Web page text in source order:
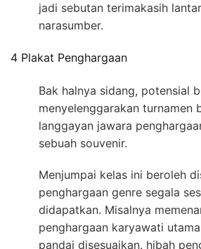
jadi sebutan terimakasih
narasumber.
4 Plakat Penghargaan
Bak halnya sidang, potensial
menyelenggarakan turnamen
langgayan jawara
sebuah souvenir.
Menjumpai kelas ini beroleh
penghargaan genre segala
didapatkan. Misalnya
penghargaan karyawati
pandai disesuaikan. hibah